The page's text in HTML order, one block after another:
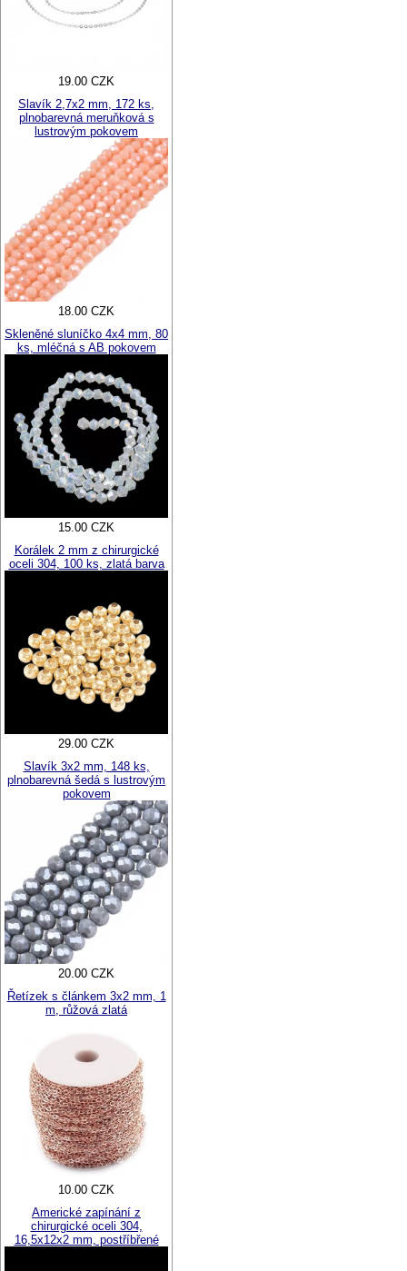
19.00 CZK
Slavík 2,7x2 mm, 172 ks,
plnobarevná meruňková s
lustrovým pokovem
18.00 CZK
Skleněné sluníčko 4x4 mm, 80
ks, mléčná s AB pokovem
15.00 CZK
Korálek 2 mm z chirurgické
oceli 304, 100 ks, zlatá barva
29.00 CZK
Slavík 3x2 mm, 148 ks,
plnobarevná šedá s lustrovým
pokovem
20.00 CZK
Řetízek s článkem 3x2 mm, 1
m, růžová zlatá
10.00 CZK
Americké zapínání z
chirurgické oceli 304,
16,5x12x2 mm, postříbřené